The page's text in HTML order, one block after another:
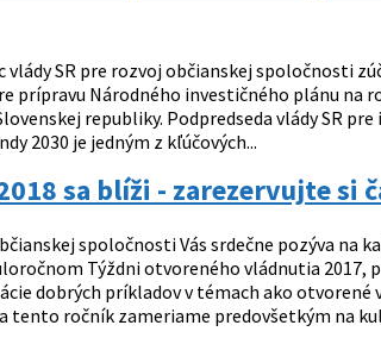
vlády SR pre rozvoj občianskej spoločnosti
prípravu Národného investičného plánu na
republiky. Podpredseda vlády SR
2030 je jedným z kľúčových...
2018 sa blíži - zarezervujte si
spoločnosti Vás srdečne pozýva na
Týždni otvoreného vládnutia 2017,
dobrých príkladov v témach ako otvorené
ročník zameriame predovšetkým na